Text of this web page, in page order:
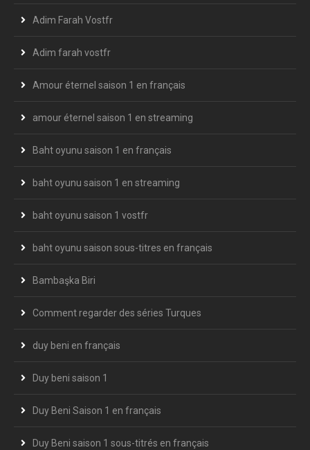
Adim Farah Vostfr
Adim farah vostfr
Amour éternel saison 1 en français
amour éternel saison 1 en streaming
Baht oyunu saison 1 en français
baht oyunu saison 1 en streaming
baht oyunu saison 1 vostfr
baht oyunu saison sous-titres en français
Bambaşka Biri
Comment regarder des séries Turques
duy beni en français
Duy beni saison 1
Duy Beni Saison 1 en français
Duy Beni saison 1 sous-titrés en français